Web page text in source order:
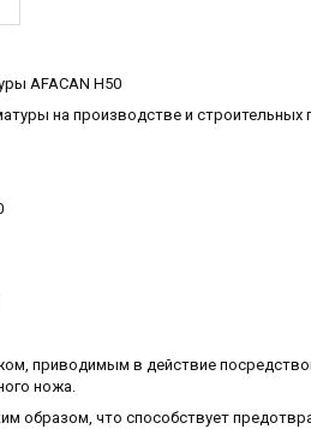
AFACAN Н50
на производстве и строительных
приводимым в действие
ножа.
образом, что способствует